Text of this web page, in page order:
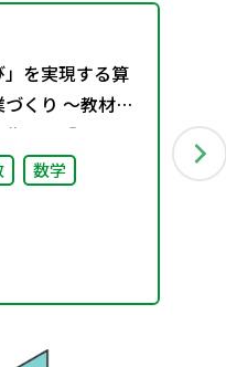
」を実現する算
くり ～教材の
団の「問い」
して～（特別
数学